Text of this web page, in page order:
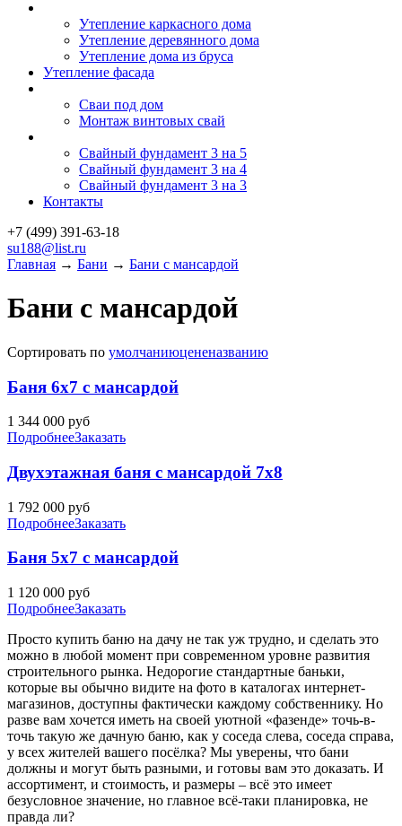
Утепление каркасного дома
Утепление деревянного дома
Утепление дома из бруса
Утепление фасада
Сваи под дом
Монтаж винтовых свай
Свайный фундамент 3 на 5
Свайный фундамент 3 на 4
Свайный фундамент 3 на 3
Контакты
+7 (499) 391-63-18
su188@list.ru
Главная → Бани → Бани с мансардой
Бани с мансардой
Сортировать по умолчаниюцененазванию
Баня 6х7 с мансардой
1 344 000 руб
ПодробнееЗаказать
Двухэтажная баня с мансардой 7х8
1 792 000 руб
ПодробнееЗаказать
Баня 5х7 с мансардой
1 120 000 руб
ПодробнееЗаказать
Просто купить баню на дачу не так уж трудно, и сделать это
можно в любой момент при современном уровне развития
строительного рынка. Недорогие стандартные баньки,
которые вы обычно видите на фото в каталогах интернет-
магазинов, доступны фактически каждому собственнику. Но
разве вам хочется иметь на своей уютной «фазенде» точь-в-
точь такую же дачную баню, как у соседа слева, соседа справа,
у всех жителей вашего посёлка? Мы уверены, что бани
должны и могут быть разными, и готовы вам это доказать. И
ассортимент, и стоимость, и размеры – всё это имеет
безусловное значение, но главное всё-таки планировка, не
правда ли?